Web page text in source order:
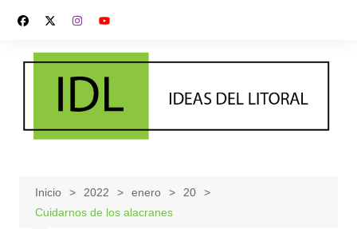
contenido
Inicio 2022 enero
20
Cuidarnos de los alacranes